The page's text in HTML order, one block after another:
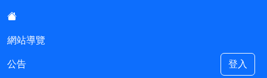
網站導覽
公告 登入
安樂國小115學年度小一新生專區